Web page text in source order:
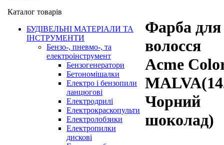
Каталог товарів
БУДІВЕЛЬНІ МАТЕРІАЛИ ТА
ІНСТРУМЕНТИ
Бензо-, пневмо-, та
електроінструмент
Бензогенератори
Бетономішалки
Електро і бензопили
ланцюгові
Електродрилі
Електрокраскопульти
Електролобзики
Електропилки
дискові
Фарба для
волосся
Acme
Чорний
шоколад)